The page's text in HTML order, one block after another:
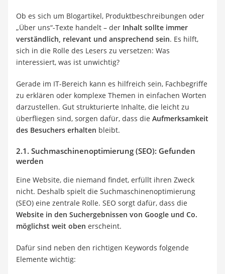
Ob es sich um Blogartikel, Produktbeschreibungen oder
„Über uns“-Texte handelt – der Inhalt sollte immer
verständlich, relevant und ansprechend sein. Es hilft,
sich in die Rolle des Lesers zu versetzen: Was
interessiert, was ist unwichtig?
Gerade im IT-Bereich kann es hilfreich sein, Fachbegriffe
zu erklären oder komplexe Themen in einfachen Worten
darzustellen. Gut strukturierte Inhalte, die leicht zu
überfliegen sind, sorgen dafür, dass die Aufmerksamkeit
des Besuchers erhalten bleibt.
2.1. Suchmaschinenoptimierung (SEO): Gefunden
werden
Eine Website, die niemand findet, erfüllt ihren Zweck
nicht. Deshalb spielt die Suchmaschinenoptimierung
(SEO) eine zentrale Rolle. SEO sorgt dafür, dass die
Website in den Suchergebnissen von Google und Co.
möglichst weit oben erscheint.
Dafür sind neben den richtigen Keywords folgende
Elemente wichtig: